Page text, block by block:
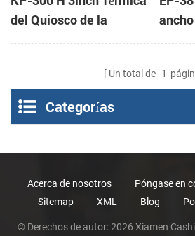
del Quiosco de la
Impresora Módulo de
punto
Un total de 1
Categorías
Acerca de nosotros
Póngase en
Sitemap
XML Blog
© Derechos de autor: 2026 Xiamen